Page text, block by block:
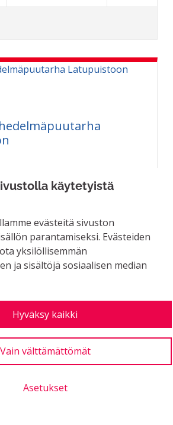
käytetyistä
evästeitä sivuston
parantamiseksi. Evästeiden
yksilöllisemmän
ja sisältöjä sosiaalisen median
Hyväksy kaikki
Vain välttämättömät
Asetukset
rakkauden
johon kaupungin asukkaat
mukaan: Puistot ja luonto
Sammaliston suolle